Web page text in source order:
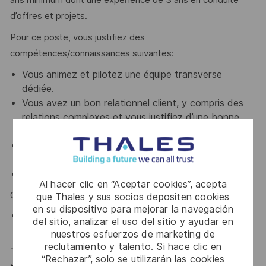
Al hacer clic en “Aceptar cookies”, acepta
que Thales y sus socios depositen cookies
en su dispositivo para mejorar la navegación
del sitio, analizar el uso del sitio y ayudar en
nuestros esfuerzos de marketing de
reclutamiento y talento. Si hace clic en
“Rechazar”, solo se utilizarán las cookies
d’offres et projets.
Pour ce poste, vous justifiez des
compétences/connaissances suivantes:
Vous animez et pilotez une équipe transverse
dédiée.
Vous avez un bon relationnel client, y compris des
relations complexes et vous justifiez d’une bonne
Vous savez mobiliser et coordonner les parties-
Compétences/connaissance souhaitables :
la connaissance des marchés militaires et
aéronautiques seraient un plus.
Thales, entreprise Handi-Engagée, reconnait